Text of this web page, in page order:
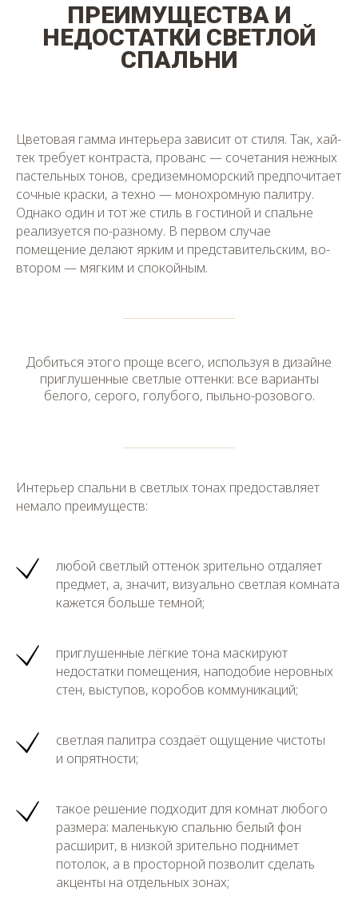
ПРЕИМУЩЕСТВА И
НЕДОСТАТКИ СВЕТЛОЙ
СПАЛЬНИ
Цветовая гамма интерьера зависит от стиля. Так, хай-
тек требует контраста, прованс — сочетания нежных
пастельных тонов, средиземноморский предпочитает
сочные краски, а техно — монохромную палитру.
Однако один и тот же стиль в гостиной и спальне
реализуется по-разному. В первом случае
помещение делают ярким и представительским, во-
втором — мягким и спокойным.
Добиться этого проще всего, используя в дизайне
приглушенные светлые оттенки: все варианты
белого, серого, голубого, пыльно-розового.
Интерьер спальни в светлых тонах предоставляет
немало преимуществ:
любой светлый оттенок зрительно отдаляет
предмет, а, значит, визуально светлая комната
кажется больше темной;
приглушенные лёгкие тона маскируют
недостатки помещения, наподобие неровных
стен, выступов, коробов коммуникаций;
светлая палитра создаёт ощущение чистоты
и опрятности;
такое решение подходит для комнат любого
размера: маленькую спальню белый фон
расширит, в низкой зрительно поднимет
потолок, а в просторной позволит сделать
акценты на отдельных зонах;